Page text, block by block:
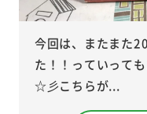
今回は、またまた
た！！っていって
☆彡こちらが...